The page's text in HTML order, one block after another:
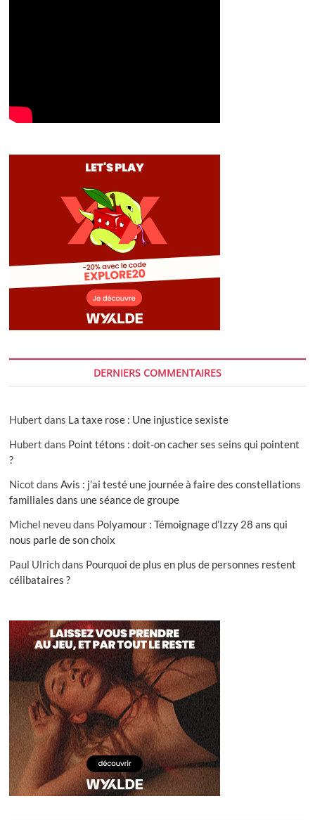
DERNIERS COMMENTAIRES
Hubert dans La taxe rose : Une injustice sexiste
Hubert dans Point tétons : doit-on cacher ses seins qui pointent
?
Nicot dansAvis : j’ai testé une journée à faire des constellations
familiales dans une séance de groupe
Michel neveudans Polyamour : Témoignage d’Izzy 28 ans qui
nous parle de son choix
Paul Ulrichdans Pourquoi de plus en plus de personnes restent
célibataires ?